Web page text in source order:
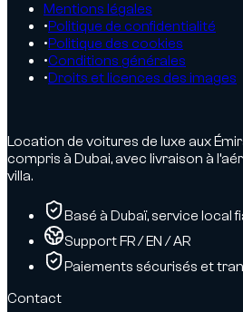
Mentions légales
•Politique de confidentialité
•Politique des cookies
•Conditions générales
•Droits et licences des images
Location de voitures de luxe aux
compris à Dubai, avec livraison à
villa.
Basé à Dubaï, service local
Support FR / EN / AR
Paiements sécurisés et
Contact